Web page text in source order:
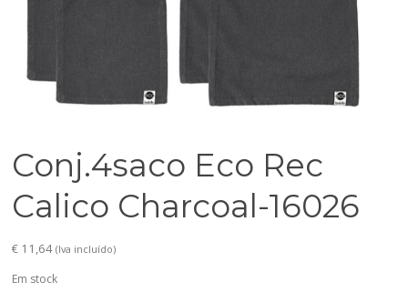
Conj.4saco Eco Rec
Calico Charcoal-16026
€ 11,64 (Iva incluído)
Em stock